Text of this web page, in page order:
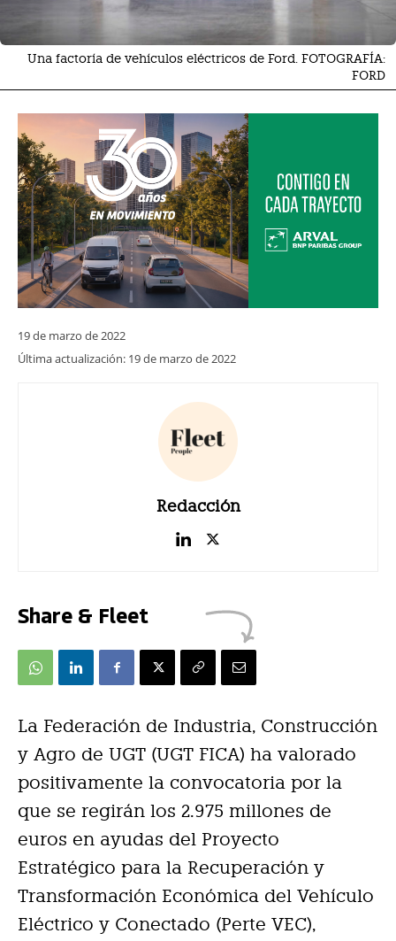
Una factoría de vehículos eléctricos de Ford. FOTOGRAFÍA:
FORD
19 de marzo de 2022
Última actualización: 19 de marzo de 2022
Redacción
Share & Fleet
La Federación de Industria, Construcción
y Agro de UGT (UGT FICA) ha valorado
positivamente la convocatoria por la
que se regirán los 2.975 millones de
euros en ayudas del Proyecto
Estratégico para la Recuperación y
Transformación Económica del Vehículo
Eléctrico y Conectado (Perte VEC),